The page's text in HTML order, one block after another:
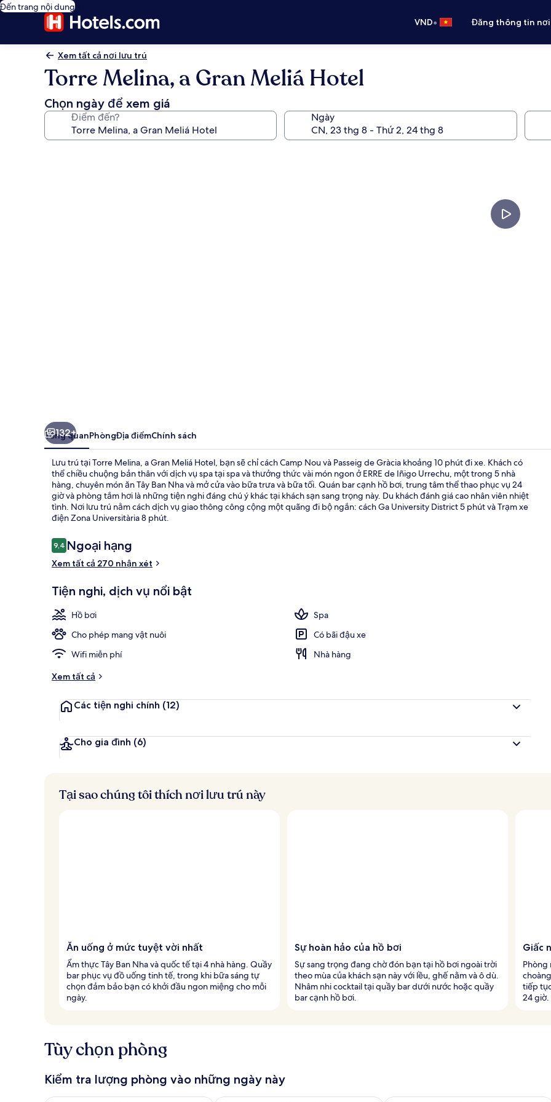
Đến trang nội dung
VND• Đăng thông tin
Xem tất cả nơi lưu trú
Torre Melina, a Gran Meliá Hotel
Chọn ngày để xem giá
Điểm đến? Ngày
5 nhà hàng;
132+
Tổng quanPhòngĐịa điểmChính sách
Lưu trú tại Torre Melina, a Gran Meliá Hotel, bạn sẽ chỉ cách Camp Nou và Passeig de Gràcia khoảng 10 phút đi xe. Khách có
thể chiều chuộng bản thân với dịch vụ spa tại spa và thưởng thức vài món ngon ở ERRE de Iñigo Urrechu, một trong 5 nhà
hàng, chuyên món ăn Tây Ban Nha và mở cửa vào bữa trưa và bữa tối. Quán bar cạnh hồ bơi, trung tâm thể thao phục vụ 24
giờ và phòng tắm hơi là những tiện nghi đáng chú ý khác tại khách sạn sang trọng này. Du khách đánh giá cao nhân viên nhiệt
tình. Nơi lưu trú nằm cách dịch vụ giao thông công cộng một quãng đi bộ ngắn: cách Ga University District 5 phút và Trạm xe
điện Zona Universitària 8 phút.
Nhận
xét
9,49,4 trên 10,
Ngoại hạng
Xem tất cả 270 nhận xét
Tiện nghi, dịch vụ nổi bật
Hồ bơi
Spa
Cho phép mang vật nuôi
Có bãi đậu xe
Wifi miễn phí
Nhà hàng
Xem tất cả
Các tiện nghi chính (12)
Cho gia đình (6)
Tại sao chúng tôi thích nơi lưu trú này
Ăn uống ở mức tuyệt vời nhất
Ẩm thực Tây Ban Nha và quốc tế tại 4 nhà hàng. Quầy
bar phục vụ đồ uống tinh tế, trong khi bữa sáng tự
chọn đảm bảo bạn có khởi đầu ngon miệng cho mỗi
ngày.
Sự hoàn hảo của hồ bơi
Sự sang trọng đang chờ đón bạn tại hồ bơi ngoài trời
theo mùa của khách sạn này với lều, ghế nằm và ô dù.
Nhâm nhi cocktail tại quầy bar dưới nước hoặc quầy
bar cạnh hồ bơi.
Giấc
Phòng
tiếp
24 giờ.
Tùy chọn phòng
Kiểm tra lượng phòng vào những ngày này